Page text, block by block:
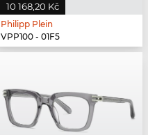
10 168,20 Kč
Philipp Plein
VPP100 - 01F5